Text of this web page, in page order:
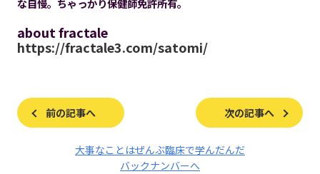
な自慢。ちゃっかり保健師免許所有。
about fractale
https://fractale3.com/satomi/
前の記事へ 次の記事へ
大事なことはぜんぶ臨床で学んだんだ
バックナンバーへ